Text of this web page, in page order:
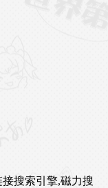
搜索引擎,磁力搜